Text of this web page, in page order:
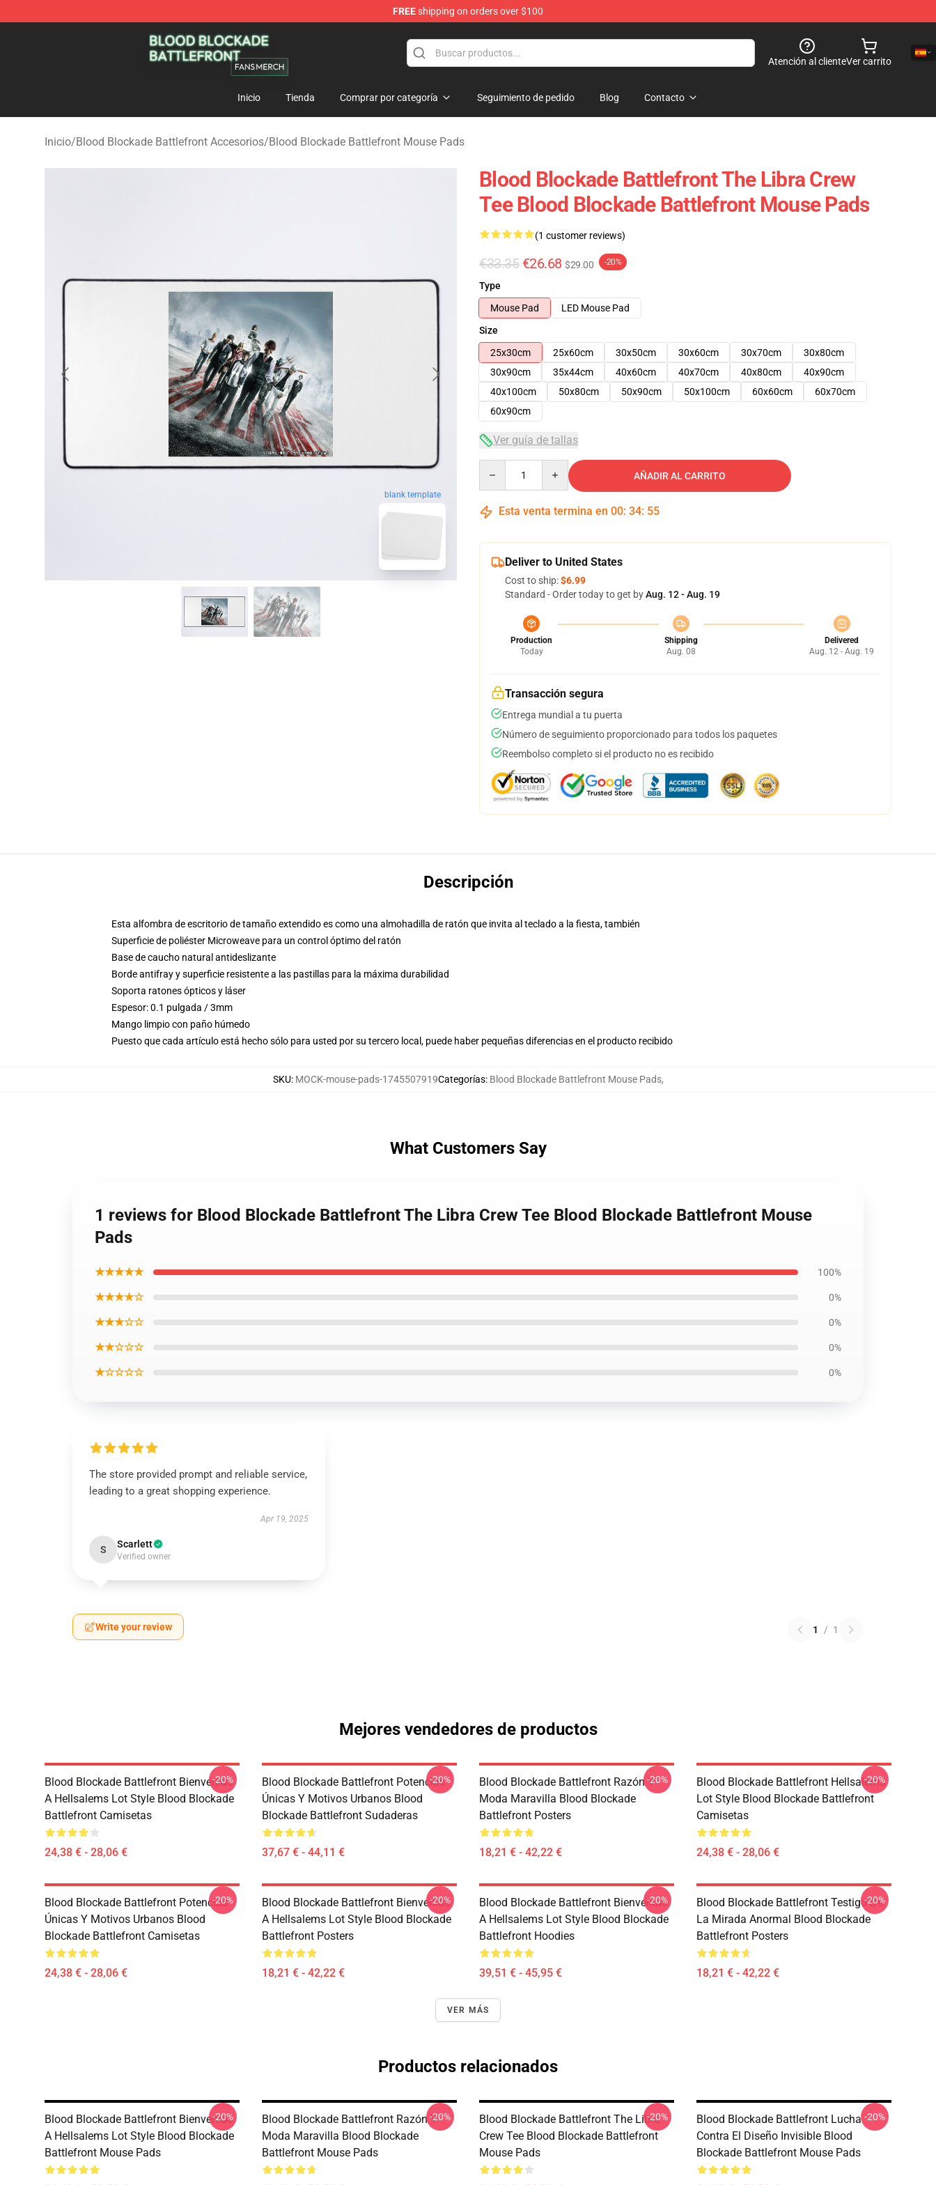
FREEshipping on orders over $100
Blood Blockade Battlefront Shop - Official Blood Blockade Battlefront Merchandise Store
Atención al clienteVer carrito
Inicio Tienda Comprar por categoría Seguimiento de pedido Blog Contacto
Inicio/Blood Blockade Battlefront Accesorios/Blood Blockade Battlefront Mouse Pads
blank template
Blood Blockade Battlefront The Libra Crew
Tee Blood Blockade Battlefront Mouse Pads
(1 customer reviews)
€33.35 €26.68 $29.00 -20%
Type
Mouse Pad
LED Mouse Pad
Size
25x30cm
25x60cm 30x50cm 30x60cm 30x70cm
30x80cm
30x90cm
35x44cm 40x60cm 40x70cm 40x80cm
40x90cm
40x100cm
50x80cm 50x90cm 50x100cm 60x60cm
60x70cm
60x90cm
Ver guía de tallas
AÑADIR AL CARRITO
Esta venta termina en 00: 34: 54
Deliver to United States
Cost to ship:$6.99
Standard - Order today to get byAug. 12 - Aug. 19
Production
Today
Shipping
Aug. 08
Delivered
Aug. 12 - Aug. 19
Transacción segura
Entrega mundial a tu puerta
Número de seguimiento proporcionado para todos los paquetes
Reembolso completo si el producto no es recibido
Descripción
Esta alfombra de escritorio de tamaño extendido es como una almohadilla de ratón que invita al teclado a la fiesta, también
Superficie de poliéster Microweave para un control óptimo del ratón
Base de caucho natural antideslizante
Borde antifray y superficie resistente a las pastillas para la máxima durabilidad
Soporta ratones ópticos y láser
Espesor: 0.1 pulgada / 3mm
Mango limpio con paño húmedo
Puesto que cada artículo está hecho sólo para usted por su tercero local, puede haber pequeñas diferencias en el producto recibido
SKU: MOCK-mouse-pads-1745507919Categorías: Blood Blockade Battlefront Mouse Pads,
What Customers Say
1 reviews for Blood Blockade Battlefront The Libra Crew Tee Blood Blockade Battlefront Mouse
Pads
★★★★★ 100%
★★★★☆ 0%
★★★☆☆ 0%
★★☆☆☆ 0%
★☆☆☆☆ 0%
The store provided prompt and reliable service,
leading to a great shopping experience.
Apr 19, 2025
S Scarlett
Verified owner
Write your review 1 / 1
Mejores vendedores de productos
Blood Blockade Battlefront Bienvenido
A Hellsalems Lot Style Blood Blockade
Battlefront Camisetas
24,38 € - 28,06 €
-20%
Blood Blockade Battlefront Potencias
Únicas Y Motivos Urbanos Blood
Blockade Battlefront Sudaderas
37,67 € - 44,11 €
-20%
Blood Blockade Battlefront Razón Y
Moda Maravilla Blood Blockade
Battlefront Posters
18,21 € - 42,22 €
-20%
Blood Blockade Battlefront Hellsalems
Lot Style Blood Blockade Battlefront
Camisetas
24,38 € - 28,06 €
-20%
Blood Blockade Battlefront Potencias
Únicas Y Motivos Urbanos Blood
Blockade Battlefront Camisetas
24,38 € - 28,06 €
-20%
Blood Blockade Battlefront Bienvenido
A Hellsalems Lot Style Blood Blockade
Battlefront Posters
18,21 € - 42,22 €
-20%
Blood Blockade Battlefront Bienvenido
A Hellsalems Lot Style Blood Blockade
Battlefront Hoodies
39,51 € - 45,95 €
-20%
Blood Blockade Battlefront Testigo De
La Mirada Anormal Blood Blockade
Battlefront Posters
18,21 € - 42,22 €
-20%
VER MÁS
Productos relacionados
Blood Blockade Battlefront Bienvenido
A Hellsalems Lot Style Blood Blockade
Battlefront Mouse Pads
-20%
Blood Blockade Battlefront Razón Y
Moda Maravilla Blood Blockade
Battlefront Mouse Pads
-20%
Blood Blockade Battlefront The Libra
Crew Tee Blood Blockade Battlefront
Mouse Pads
-20%
Blood Blockade Battlefront Lucha
Contra El Diseño Invisible Blood
Blockade Battlefront Mouse Pads
-20%